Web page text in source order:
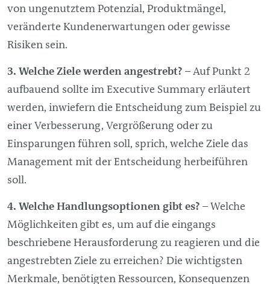
von ungenutztem Potenzial, Produktmängel,
veränderte Kundenerwartungen oder gewisse
Risiken sein.
Welche Ziele werden angestrebt? – Auf Punkt 2
aufbauend sollte im Executive Summary erläutert
werden, inwiefern die Entscheidung zum Beispiel zu
einer Verbesserung, Vergrößerung oder zu
Einsparungen führen soll, sprich, welche Ziele das
Management mit der Entscheidung herbeiführen
soll.
Welche Handlungsoptionen gibt es? – Welche
Möglichkeiten gibt es, um auf die eingangs
beschriebene Herausforderung zu reagieren und die
angestrebten Ziele zu erreichen? Die wichtigsten
Merkmale, benötigten Ressourcen, Konsequenzen